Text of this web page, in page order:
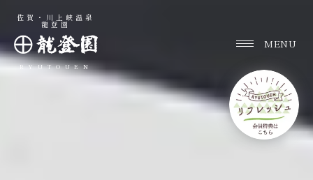
佐賀・川上峡温泉
龍登園
RYUTOUEN